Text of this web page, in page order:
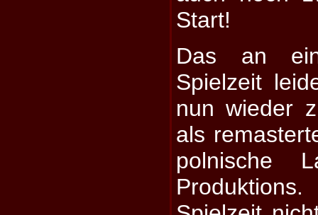
Start!
Das an
Spielzeit
nun wieder
als
polnische